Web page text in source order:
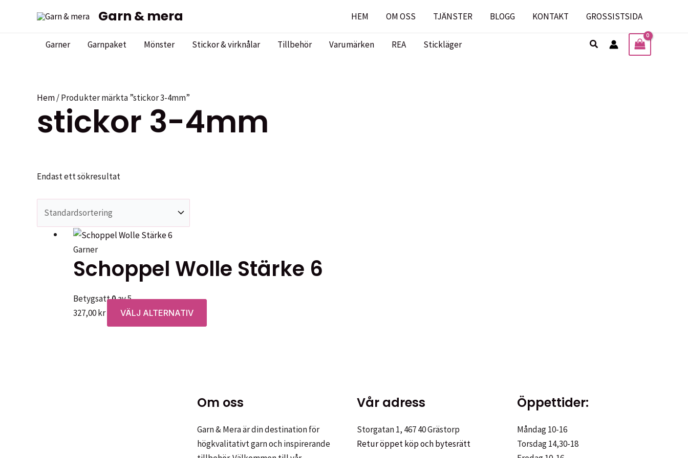
Garn & mera HEM OM OSS TJÄNSTER BLOGG KONTAKT GROSSISTSIDA
Garner Garnpaket Mönster Stickor & virknålar Tillbehör Varumärken REA Stickläger Sök
Hem/ Produkter märkta ”stickor 3-4mm”
stickor 3-4mm
Endast ett sökresultat
Garner
Schoppel Wolle Stärke 6
Betygsatt0av 5
327,00kr VÄLJ ALTERNATIV
här
De
alternativen
kan
väljas
Om oss
Garn & Mera är din destination för
högkvalitativt garn och inspirerande
Vår adress
Storgatan 1, 467 40 Grästorp
Retur öppet köp och bytesrätt
Öppettider:
Måndag 10-16
Torsdag 14,30-18